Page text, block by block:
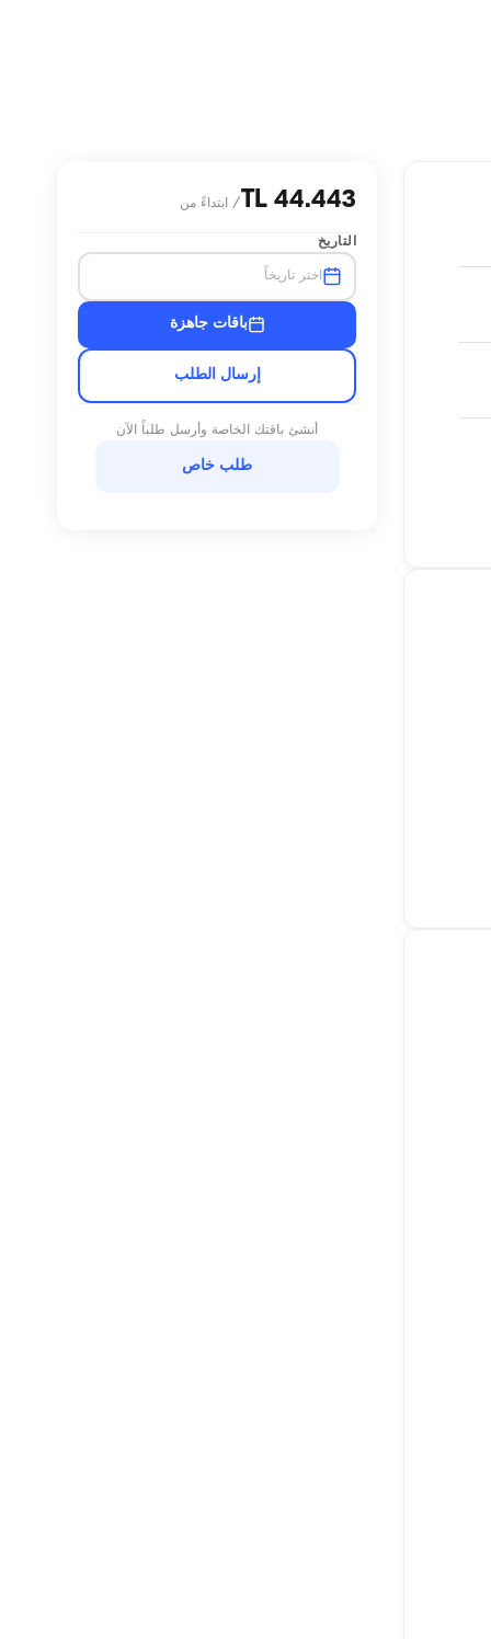
44.443 TL
/ ابتداءً من
التاريخ
اختر تاريخاً
باقات جاهزة
إرسال الطلب
أنشئ باقتك الخاصة وأرسل طلباً الآن
طلب خاص